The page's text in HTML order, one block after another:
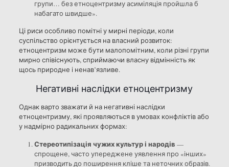
групи… без етноцентризму асиміляція пройшла б
набагато швидше».
Ці риси особливо помітні у мирні періоди, коли
суспільство орієнтується на власний розвиток:
етноцентризм може бути малопомітним, коли різні групи
мирно співіснують, сприймаючи власну відмінність як
щось природне і ненав’язливе.
Негативні наслідки етноцентризму
Однак варто зважати й на негативні наслідки
етноцентризму, які проявляються в умовах конфліктів або
у надмірно радикальних формах:
Стереотипізація чужих культур і народів —
спрощене, часто упереджене уявлення про «інших»
призводить до поширення кліше та неточних образів.